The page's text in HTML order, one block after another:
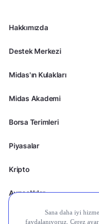
Hakkımızda
Destek Merkezi
Midas'ın Kulakları
Midas Akademi
Borsa Terimleri
Piyasalar
Kripto
Ayrıcalıklar